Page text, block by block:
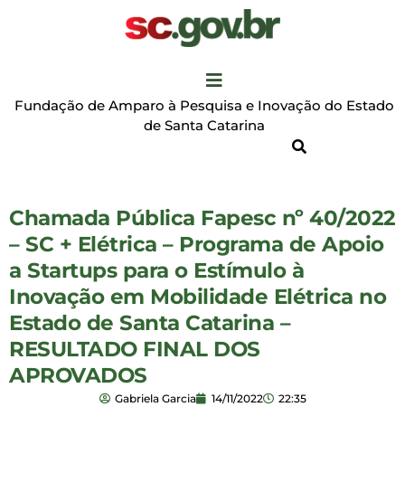
Fundação de Amparo à Pesquisa e Inovação do Estado
de Santa Catarina
Chamada Pública Fapesc nº 40/2022
– SC + Elétrica – Programa de Apoio
a Startups para o Estímulo à
Inovação em Mobilidade Elétrica no
Estado de Santa Catarina –
RESULTADO FINAL DOS
APROVADOS
Gabriela Garcia 14/11/2022 22:35